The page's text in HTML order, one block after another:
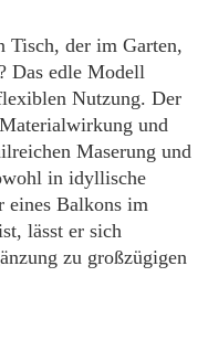
Tisch, der im Garten,
Das edle Modell
Nutzung. Der
und
Maserung und
in idyllische
eines Balkons im
lässt er sich
zu großzügigen